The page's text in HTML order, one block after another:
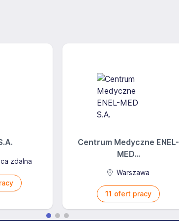
kategorii danych osobowych w
zdrowia. Pragnę podkreślić jednak, że
ani przyszły lub potencjalny pracodawca
danych), ani od jej udzielenia uzależnić
na przetwarzanie danych
konsekwencji, zwłaszcza
umowy o pracę lub jej
też nie przekazywać Silverhand moich
prawa w rozumieniu art. 10
karana, czy też nie. Przyjmuję do
do przetwarzania moich danych
zdalna
Centrum Medyczne ENEL-
MED...
Warszawa
11 ofert pracy